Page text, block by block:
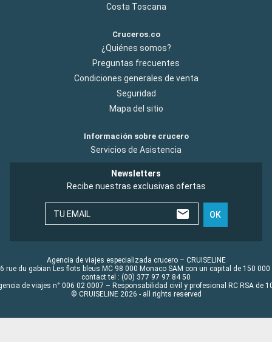
Costa Toscana
Cruceros.co
¿Quiénes somos?
Preguntas frecuentes
Condiciones generales de venta
Seguridad
Mapa del sitio
Información sobre crucero
Servicios de Asistencia
Newsletters
Recibe nuestras exclusivas ofertas
TU EMAIL OK
Agencia de viajes especializada crucero – CRUISELINE
rue du gabian Les flots bleus MC 98 000 Monaco SAM con un capital de 150 000
contact tel : (00) 377 97 97 84 50
de viajes n° 006 02 0007 – Responsabilidad civil y profesional RC RSA de
© CRUISELINE 2026 - all rights reserved